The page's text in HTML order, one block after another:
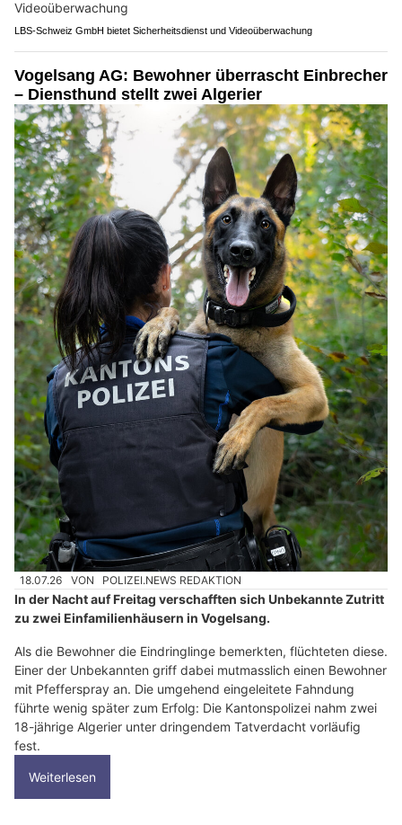
LBS-Schweiz GmbH bietet Sicherheitsdienst und Videoüberwachung
Vogelsang AG: Bewohner überrascht Einbrecher
– Diensthund stellt zwei Algerier
18.07.26 VON POLIZEI.NEWS REDAKTION
In der Nacht auf Freitag verschafften sich Unbekannte Zutritt
zu zwei Einfamilienhäusern in Vogelsang.
Als die Bewohner die Eindringlinge bemerkten, flüchteten diese.
Einer der Unbekannten griff dabei mutmasslich einen Bewohner
mit Pfefferspray an. Die umgehend eingeleitete Fahndung
führte wenig später zum Erfolg: Die Kantonspolizei nahm zwei
18-jährige Algerier unter dringendem Tatverdacht vorläufig
fest.
Weiterlesen